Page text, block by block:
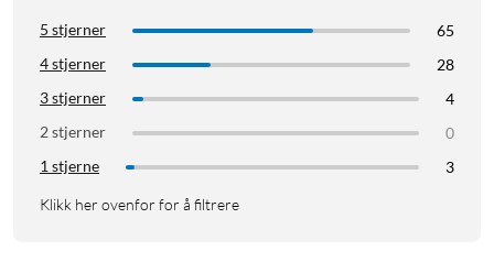
5 stjerner
65
4 stjerner
28
3 stjerner
4
2 stjerner
0
1 stjerne
3
Klikk her ovenfor for å filtrere